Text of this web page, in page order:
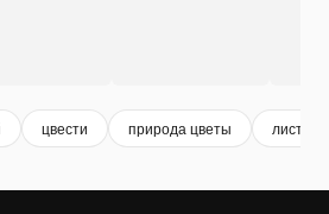
цвести природа цветы листья